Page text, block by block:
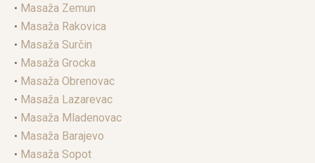
• Masaža Zemun
• Masaža Rakovica
• Masaža Surčin
• Masaža Grocka
• Masaža Obrenovac
• Masaža Lazarevac
• Masaža Mladenovac
• Masaža Barajevo
• Masaža Sopot